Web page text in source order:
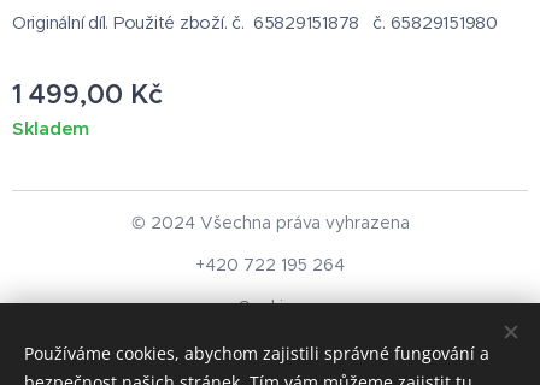
Originální díl. Použité zboží. č. 65829151878 č. 65829151980
1 499,00 Kč
Skladem
© 2024 Všechna práva vyhrazena
+420 722 195 264
Cookies
Měna
Používáme cookies, abychom zajistili správné fungování a